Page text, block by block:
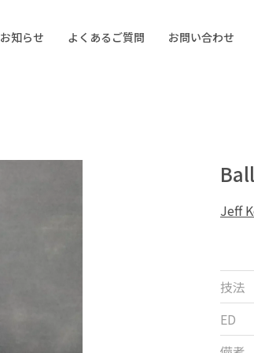
お知らせ よくあるご質問 お問い合わせ
Jeff
技法
ED